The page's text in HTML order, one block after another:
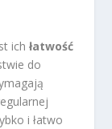
ichłatwość
do
i łatwo